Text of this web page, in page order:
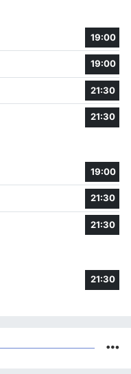
19:00
19:00
21:30
21:30
19:00
21:30
21:30
21:30